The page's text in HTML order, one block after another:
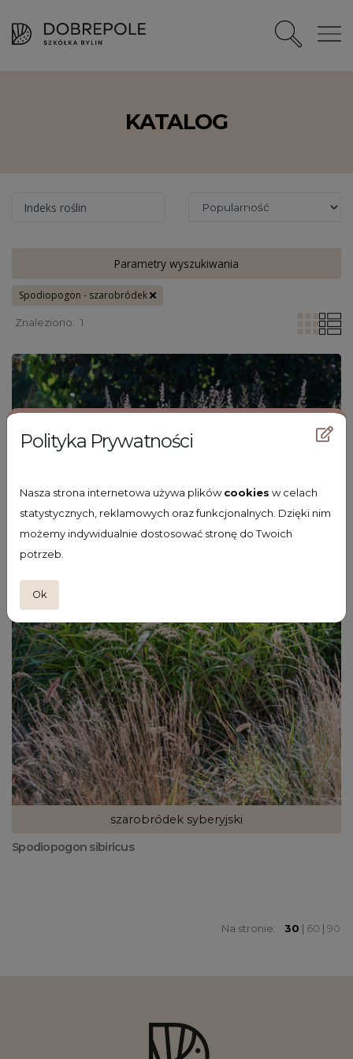
Polityka Prywatności
Nasza strona internetowa używa plikówcookies w celach
statystycznych, reklamowych oraz funkcjonalnych. Dzięki nim
możemy indywidualnie dostosować stronę do Twoich
potrzeb.
Ok
KATALOG
Indeks roślin
Parametry wyszukiwania
Spodiopogon - szarobródek
Znaleziono: 1
szarobródek syberyjski
Spodiopogon sibiricus
Na stronie: 30 | 60 | 90